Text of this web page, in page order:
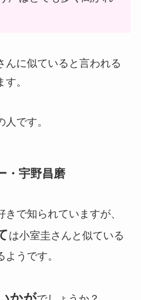
んに似ていると言われる
。
です。
・ 宇野昌磨
で知られていますが、
は小室圭さんと似ている
うです。